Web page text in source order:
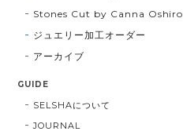
Stones Cut by Canna Oshiro
ジュエリー加工オーダー
アーカイブ
GUIDE
SELSHAについて
JOURNAL